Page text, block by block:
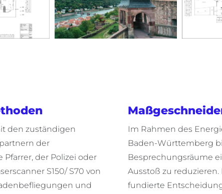
den zuständigen
der
der Polizei oder
S150/ S70 von
und
Im Rahmen des
Baden-Württemberg
Besprechungsräume
Ausstoß zu reduzieren.
fundierte